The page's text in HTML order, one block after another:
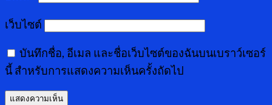
เว็บไซต์
บันทึกชื่อ, อีเมล และชื่อเว็บไซต์ของฉันบนเบราว์เซอร์
นี้ สำหรับการแสดงความเห็นครั้งถัดไป